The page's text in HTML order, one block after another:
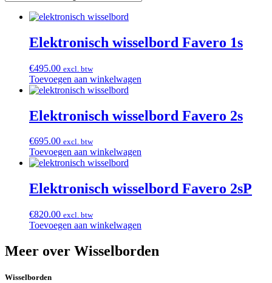
Elektronisch wisselbord Favero 1s
€495.00 excl. btw
Toevoegen aan winkelwagen
Elektronisch wisselbord Favero 2s
€695.00 excl. btw
Toevoegen aan winkelwagen
Elektronisch wisselbord Favero 2sP
€820.00 excl. btw
Toevoegen aan winkelwagen
Meer over Wisselborden
Wisselborden